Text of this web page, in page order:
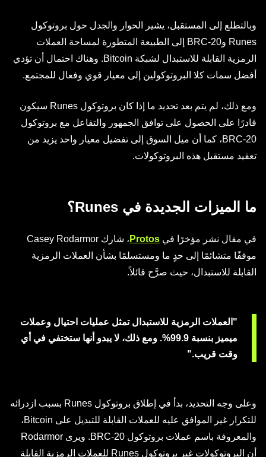
وبالتطلع إلى المستقبل، يشير الحوار والجدل حول بروتوكول
Runes وBRC-20 إلى الطبيعة المتطورة لمساحة العملات
الرمزية القابلة للاستبدال لشبكة Bitcoin. وهناك احتمال أن تؤدي
أفضل سمات كلا البروتوكولين إلى معيار قوي وفعال للمجتمع.
ومع ذلك، لم يتم بعد تحديد ما إذا كان بروتوكول Runes سيكون
قادرًا على الحصول على توافق الجمهور والتفاعل مع بروتوكول
BRC-20، كما أن ميل السوق إلى تفضيل معيار واحد يزيد من
تعقيد مستقبل هذه البروتوكولات.
ما الميزات الجديدة في Runes؟
في مقال نشر مؤخرًا في Protos
، شارك Casey Rodarmor
موقفًا متشائمًا إلى حدٍ ما ومستسلمًا بشأن العملات الرمزية
القابلة للاستبدال، حيث صرَّح قائلاً.
"العملات الرمزية للاستبدال تمثل عمليات احتيال وعملات
ميميز بنسبة 99.9%. ومع ذلك، لا يبدو أنها ستختفي في أي
وقت قريب."
وعلى وجه التحديد، بدأ في إطلاق بروتوكول Runes بسبب ازدرائه
للتكرار غير الموافق عليه للعملات القابلة للتبديل على Bitcoin،
والمعروفة باسم عملات بروتوكول BRC-20. ويرى Rodarmor
أن البروتوكولات غير بروتوكول Runes للعملات الرمزية القابلة